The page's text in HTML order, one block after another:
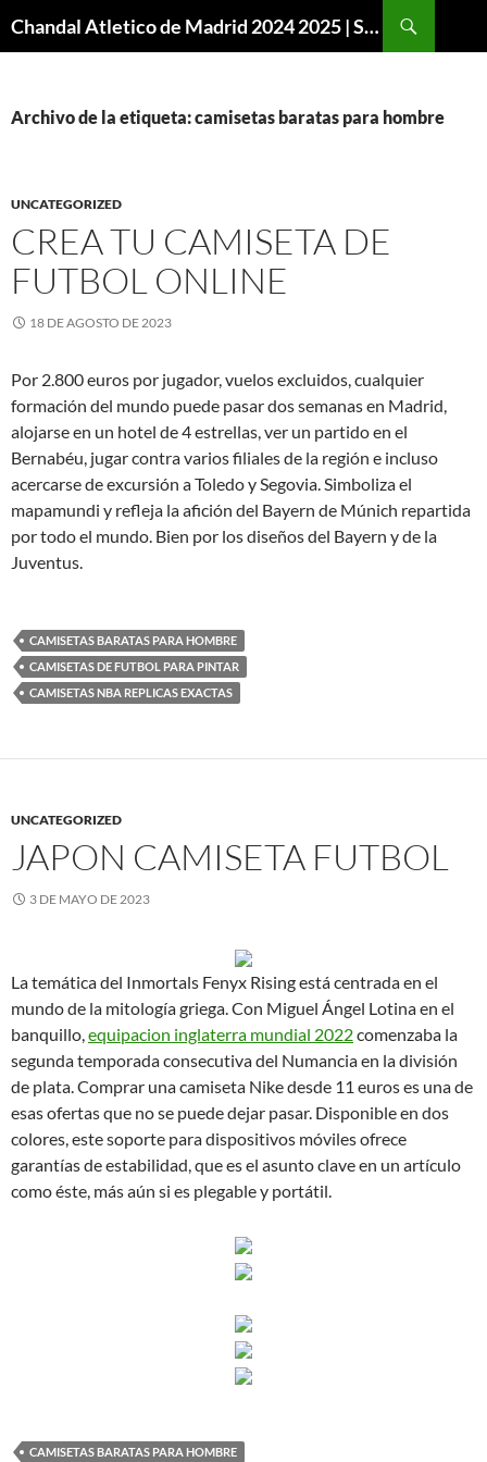
Chandal Atletico de Madrid 2024 2025 | SuperVigo
Archivo de la etiqueta: camisetas baratas para hombre
UNCATEGORIZED
CREA TU CAMISETA DE
FUTBOL ONLINE
18 DE AGOSTO DE 2023
Por 2.800 euros por jugador, vuelos excluidos, cualquier
formación del mundo puede pasar dos semanas en Madrid,
alojarse en un hotel de 4 estrellas, ver un partido en el
Bernabéu, jugar contra varios filiales de la región e incluso
acercarse de excursión a Toledo y Segovia. Simboliza el
mapamundi y refleja la afición del Bayern de Múnich repartida
por todo el mundo. Bien por los diseños del Bayern y de la
Juventus.
CAMISETAS BARATAS PARA HOMBRE
CAMISETAS DE FUTBOL PARA PINTAR
CAMISETAS NBA REPLICAS EXACTAS
UNCATEGORIZED
JAPON CAMISETA FUTBOL
3 DE MAYO DE 2023
La temática del Inmortals Fenyx Rising está centrada en el
mundo de la mitología griega. Con Miguel Ángel Lotina en el
banquillo,equipacion inglaterra mundial 2022comenzaba la
segunda temporada consecutiva del Numancia en la división
de plata. Comprar una camiseta Nike desde 11 euros es una de
esas ofertas que no se puede dejar pasar. Disponible en dos
colores, este soporte para dispositivos móviles ofrece
garantías de estabilidad, que es el asunto clave en un artículo
como éste, más aún si es plegable y portátil.
CAMISETAS BARATAS PARA HOMBRE